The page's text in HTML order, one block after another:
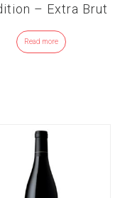
– Extra Brut
Read more